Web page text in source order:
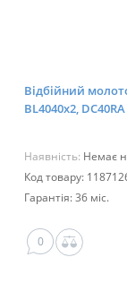
Відбійний
BL4040x2,
Наявність: Немає
Код товару:
Гарантія: 36 міс.
0